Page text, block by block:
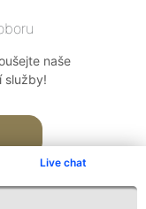
Live chat
naše
služby!